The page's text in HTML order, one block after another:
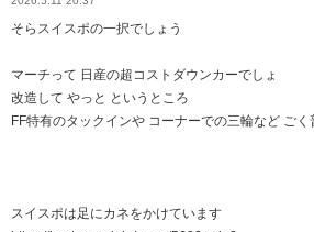
そらスイスポの一択でしょう
マーチって 日産の超コストダウンカーでしょ
改造して やっと というところ
FF特有のタックインや コーナーでの三輪など ごく
スイスポは足にカネをかけています